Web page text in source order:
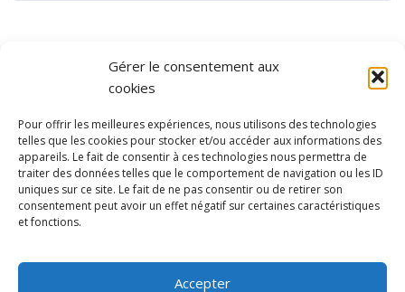
Gérer le consentement aux
cookies
Pour offrir les meilleures expériences, nous utilisons des technologies
telles que les cookies pour stocker et/ou accéder aux informations des
appareils. Le fait de consentir à ces technologies nous permettra de
traiter des données telles que le comportement de navigation ou les ID
uniques sur ce site. Le fait de ne pas consentir ou de retirer son
consentement peut avoir un effet négatif sur certaines caractéristiques
et fonctions.
Accepter
et de loisirs
Contact